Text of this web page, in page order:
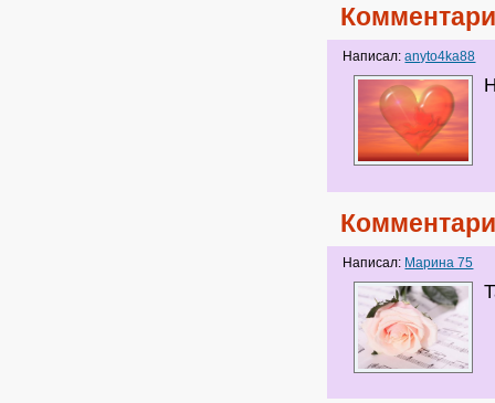
Написал:anyto4ka88
Написал: Марина 75